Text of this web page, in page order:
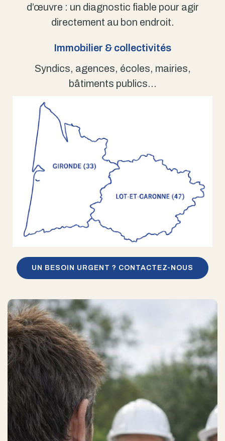
d’œuvre : un diagnostic fiable pour agir
directement au bon endroit.
Immobilier & collectivités
Syndics, agences, écoles, mairies,
bâtiments publics…
UN BESOIN URGENT ? CONTACTEZ-NOUS